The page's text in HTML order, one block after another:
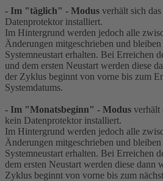
- Im "täglich" - Modus verhält sich
Datenprotektor installiert.
Im Hintergrund werden jedoch alle
Änderungen mitgeschrieben und
Systemneustart erhalten. Bei Erreichen
und dem ersten Neustart werden diese
der Zyklus beginnt von vorne bis zum
Systemdatums.
- Im "Monatsbeginn" - Modus verhält
kein Datenprotektor installiert.
Im Hintergrund werden jedoch alle
Änderungen mitgeschrieben und
Systemneustart erhalten. Bei Erreichen
dem ersten Neustart werden diese dann
Zyklus beginnt von vorne bis zum